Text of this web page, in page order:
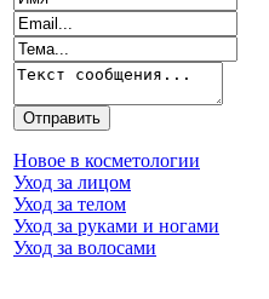
Новое в косметологии
Уход за лицом
Уход за телом
Уход за руками и ногами
Уход за волосами